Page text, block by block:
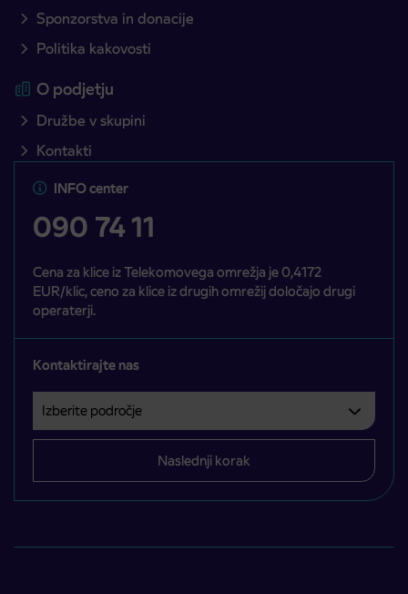
Sponzorstva in donacije
Politika kakovosti
O podjetju
Družbe v skupini
Kontakti
INFO center
090 74 11
Cena za klice iz Telekomovega omrežja je 0,4172
EUR/klic, ceno za klice iz drugih omrežij določajo drugi
operaterji.
Kontaktirajte nas
Izberite področje
Področje je obvezno izbrati.
Naslednji korak